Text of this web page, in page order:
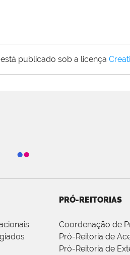
publicado sob a licença
PRÓ-REITORIAS
Coordenação de
Pró-Reitoria de
Pró-Reitoria de